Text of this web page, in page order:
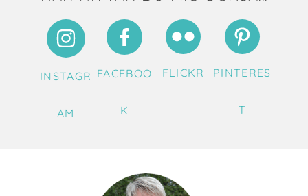
INSTAGR
AM
FACEBOO
K
FLICKR PINTERES
T